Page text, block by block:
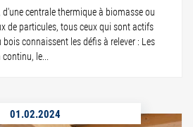
d'une centrale thermique à biomasse ou
de particules, tous ceux qui sont actifs
connaissent les défis à relever : Les
le...
01.02.2024